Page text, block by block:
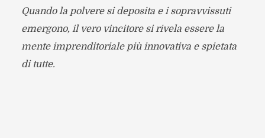
Quando la polvere si deposita e i sopravvissuti
emergono, il vero vincitore si rivela essere la
mente imprenditoriale più innovativa e spietata
di tutte.